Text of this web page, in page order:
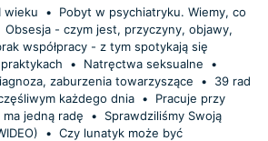
wieku •
Pobyt w psychiatryku. Wiemy, co
Obsesja - czym jest, przyczyny, objawy,
współpracy - z tym spotykają się
• Natręctwa seksualne
•
zaburzenia towarzyszące
•
39 rad
każdego dnia •
Pracuje przy
ma jedną radę
•
Sprawdziliśmy Swoją
• Czy lunatyk może być